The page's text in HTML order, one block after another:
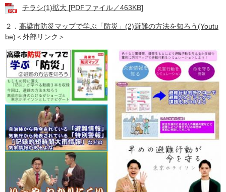
チラシ(1)拡大 [PDFファイル／463KB]
２． 高梁市防災マップで学ぶ「防災」(2)避難の方法を知ろう(Youtu
be) ＜外部リンク＞